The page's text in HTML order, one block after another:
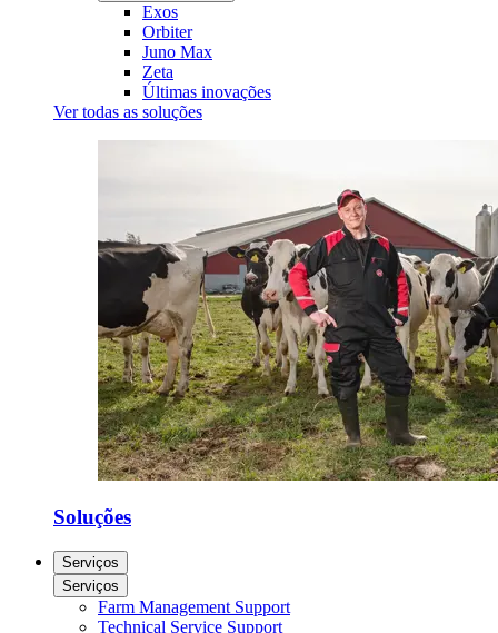
Exos
Orbiter
Juno Max
Zeta
Últimas inovações
Ver todas as soluções
Soluções
Serviços
Serviços
Farm Management Support
Technical Service Support